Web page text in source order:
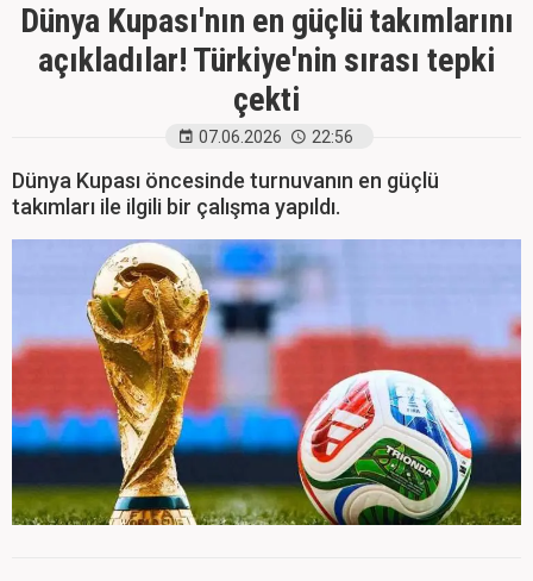
Dünya Kupası'nın en güçlü takımlarını
açıkladılar! Türkiye'nin sırası tepki
çekti
07.06.2026 22:56
Dünya Kupası öncesinde turnuvanın en güçlü
takımları ile ilgili bir çalışma yapıldı.